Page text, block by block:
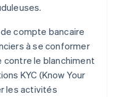
compte bancaire
à se conformer
le blanchiment
KYC (Know Your
les activités